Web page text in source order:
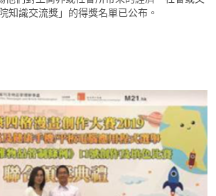
知識交流獎」的得獎名單已公布。